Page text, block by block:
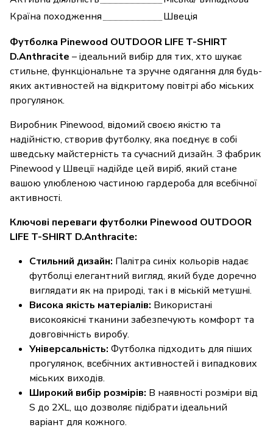
Країна походження
Швеція
Футболка Pinewood OUTDOOR LIFE T-SHIRT
D.Anthracite – ідеальний вибір для тих, хто шукає
стильне, функціональне та зручне одягання для будь-
яких активностей на відкритому повітрі або міських
прогулянок.
Виробник Pinewood, відомий своєю якістю та
надійністю, створив футболку, яка поєднує в собі
шведську майстерність та сучасний дизайн. З фабрик
Pinewood у Швеції надійде цей виріб, який стане
вашою улюбленою частиною гардероба для всебічної
активності.
Ключові переваги футболки Pinewood OUTDOOR
LIFE T-SHIRT D.Anthracite:
Стильний дизайн: Палітра синіх кольорів надає
футболці елегантний вигляд, який буде доречно
виглядати як на природі, так і в міській метушні.
Висока якість матеріалів: Використані
високоякісні тканини забезпечують комфорт та
довговічність виробу.
Універсальність: Футболка підходить для піших
прогулянок, всебічних активностей і випадкових
міських виходів.
Широкий вибір розмірів: В наявності розміри від
S до 2XL, що дозволяє підібрати ідеальний
варіант для кожного.